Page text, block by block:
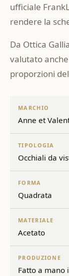
ufficiale
rendere la
Da Ottica
valutato
proporzioni
MARCHIO
Anne et
TIPOLOGIA
Occhiali da
FORMA
Quadrata
MATERIALE
Acetato
PRODUZIONE
Fatto a mano